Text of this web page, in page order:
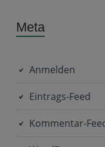
Meta
Anmelden
Eintrags-Feed
Kommentar-